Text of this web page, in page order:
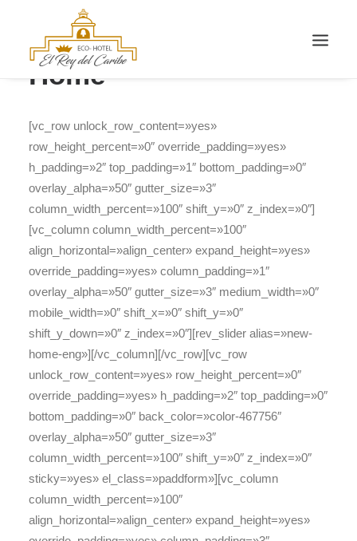
HABITACIONES
WELLNESS
FOTOS
RESERVAR
SUSTENTABILIDAD
CONTACTO
IDIOMAS
Home
[vc_row unlock_row_content=»yes» row_height_percent=»0″ override_padding=»yes» h_padding=»2″ top_padding=»1″ bottom_padding=»0″ overlay_alpha=»50″ gutter_size=»3″ column_width_percent=»100″ shift_y=»0″ z_index=»0″][vc_column column_width_percent=»100″ align_horizontal=»align_center» expand_height=»yes» override_padding=»yes» column_padding=»1″ overlay_alpha=»50″ gutter_size=»3″ medium_width=»0″ mobile_width=»0″ shift_x=»0″ shift_y=»0″ shift_y_down=»0″ z_index=»0″][rev_slider alias=»new-home-eng»][/vc_column][/vc_row][vc_row unlock_row_content=»yes» row_height_percent=»0″ override_padding=»yes» h_padding=»2″ top_padding=»0″ bottom_padding=»0″ back_color=»color-467756″ overlay_alpha=»50″ gutter_size=»3″ column_width_percent=»100″ shift_y=»0″ z_index=»0″ sticky=»yes» el_class=»paddform»][vc_column column_width_percent=»100″ align_horizontal=»align_center» expand_height=»yes» override_padding=»yes» column_padding=»3″ overlay_alpha=»50″ gutter_size=»1″ medium_width=»0″ mobile_width=»0″ shift_x=»0″ shift_y=»0″ shift_y_down=»0″ z_index=»0″][vc_raw_html]JTNDZm9ybSUyMG5hbWUlM0QlMjJmb3JtX3Jlc2VydmElMjIlMjBhY3Rpb24lM0QlMjJodHRwcyUzQSUyRiUyRnd3dy5zeWJlbGlvLmNvbSUyRnY1JTJGaW5kZXhzX3Y2LnBocCUzRmp1bXAlM0RzeWJlbGlvX3Y2JTIyJTIwbWV0aG9kJTNEJTIycG9zdCUyMiUyMHRhcmdldCUzRCUyMl9ibGFuayUyMiUzRSUwQSUyMCUyMCUyMCUyMCUwQSUyMCUyMCUyMCUyMCUyMCUyMCUzQ2lucHV0JTIwaWQlM0QlMjJpZGlvbWElMjIlMjBuYW1lJTNEJTIyaWRpb21hJTIyJTIwdmFsdWUlM0QlMjJlbmdsaXNoJTIyJTIwdHlwZSUzRCUyMmhpZGRlbiUyMiUzRSUwQSUyMCUyMCUyMCUyMCUyMCUyMCUzQ2lucHV0JTIwaWQlM0QlMjJ0aXBvX21vdG9yJTIyJTIwbmFtZSUzRCUyMnRpcG9fbW90b3IlMjIlMjB2YWx1ZSUzRCUyMjElMjIlMjB0eXBlJTNEJTIyaGlkZGVuJTIyJTNFJTIwJTBBJTIwJTIwJTIwJTIwJTIwJTIwJTNDaW5wdXQlMjBpZCUzRCUyMmlkX3Byb3BpZXRhcmlvJTIyJTIwbmFtZSUzRCUyMmlkX3Byb3BpZXRhcmlvJTIyJTIwdmFsdWUlM0QlMjI1NTkyJTIyJTIwdHlwZSUzRCUyMmhpZGRlbiUyMiUzRSUwQSUyMCUyMCUyMCUyMCUyMCUyMCUzQ2lucHV0JTIwaWQlM0QlMjJpZF9lbXByZXNhJTIyJTIwbmFtZSUzRCUyMmlkX2VtcHJlc2ElMjIlMjB2YWx1ZSUzRCUyMiUyMiUyMHR5cGUlM0QlMjJoaWRkZW4lMjIlM0UlMEElMjAlMjAlMjAlMjAlMjAlMjAlMEElMjAlMjAlM0NpbnB1dCUyMGlkJTNEJTIyb2N1bHRhcl9jYWJlY2VyYV9tb3RvciUyMiUyMG5hbWUlM0QlMjJvY3VsdGFyX2NhYmVjZXJhX21vdG9yJTIyJTIwdmFsdWUlM0QlMjIlMjIlMjB0eXBlJTNEJTIyaGlkZGVuJTIyJTNFJTIwJTBBJTIwJTIwJTIwJTIwJTIwJTIwJTNDaW5wdXQlMjBpZCUzRCUyMm1vc3RyYXJfYnVzY2Fkb3IlMjIlMjBuYW1lJTNEJTIybW9zdHJhcl9idXNjYWRvciUyMiUyMHZhbHVlJTNEJTIyJTIyJTIwdHlwZSUzRCUyMmhpZGRlbiUyMiUzRSUyMCUwQSUyMCUyMCUyMCUyMCUyMCUyMCUzQ2lucHV0JTIwaWQlM0QlMjJnb29nbGUlMjIlMjBuYW1lJTNEJTIyZ29vZ2xlJTIyJTIwdmFsdWUlM0QlMjIlMjIlMjB0eXBlJTNEJTIyaGlkZGVuJTIyJTNFJTIwJTBBJTIwJTIwJTIwJTIwJTIwJTIwJTNDaW5wdXQlMjBpZCUzRCUyMmdvb2dsZXN5YmVsaW8lMjIlMjBuYW1lJTNEJTIyZ29vZ2xlc3liZWxpbyUyMiUyMHZhbHVlJTNEJTIyJTIyJTIwdHlwZSUzRCUyMmhpZGRlbiUyMiUzRSUyMCUwQSUyMCUyMCUyMCUyMCUyMCUyMCUzQ2lucHV0JTIwaWQlM0QlMjJhZHdvcmRzJTIyJTIwbmFtZSUzRCUyMmFkd29yZHMlMjIlMjB2YWx1ZSUzRCUyMiUyMiUyMHR5cGUlM0QlMjJoaWRkZW4lMjIlM0UlMjAlMEElMjAlMjAlMjAlMjAlMjAlMjAlM0NpbnB1dCUyMGlkJTNEJTIydHJpcGFkdmlzb3IlMjIlMjBuYW1lJTNEJTIydHJpcGFkdmlzb3IlMjIlMjB2YWx1ZSUzRCUyMiUyMiUyMHR5cGUlM0QlMjJoaWRkZW4lMjIlM0UlMjAlMEElMjAlMjAlMjAlMjAlMjAlMjAlM0NpbnB1dCUyMGlkJTNEJTIyaGlkZGVuX2hhYiUyMiUyMG5hbWUlM0QlMjJoaWRkZW5faGFiJTIyJTIwdmFsdWUlM0QlMjIlMjIlMjB0eXBlJTNEJTIyaGlkZGVuJTIyJTNFJTIwJTBBJTIwJTIwJTIwJTIwJTIwJTIwJTBBJTIwJTIwJTIwJTIwJTIwJTIwJTBBJTIwJTIwJTIwJTIwJTIwJTIwJTNDaW5wdXQlMjBpZCUzRCUyMmNhdGVnb3JpYSUyMiUyMG5hbWUlM0QlMjJjYXRlZ29yaWElMjIlMjB2YWx1ZSUzRCUyMiUyMiUyMHR5cGUlM0QlMjJoaWRkZW4lMjIlM0UlMjAlMEElMjAlMjAlMjAlMjAlMjAlMjAlM0NpbnB1dCUyMGlkJTNEJTIyaWRfaG90ZWwlMjIlMjBuYW1lJTNEJTIyaWRfaG90ZWwlMjIlMjB2YWx1ZSUzRCUyMjU1OTIlMjIlMjB0eXBlJTNEJTIyaGlkZGVuJTIyJTNFJTIwJTBBJTIwJTIwJTIwJTIwJTIwJTIwJTNDaW5wdXQlMjBpZCUzRCUyMmZpbF9oYWJfb2ZlciUyMiUyMG5hbWUlM0QlMjJmaWxfaGFiX29mZXIlMjIlMjB2YWx1ZSUzRCUyMiUyMiUyMHR5cGUlM0QlMjJoaWRkZW4lMjIlM0UlMjAlMEElMjAlMjAlMjAlMjAlMjAlMjAlM0NpbnB1dCUyMGlkJTNEJTIyc2luX2xpbWl0X3BhZyUyMiUyMG5hbWUlM0QlMjJzaW5fbGltaXRfcGFnJTIyJTIwdmFsdWUlM0QlMjIlMjIlMjB0eXBlJTNEJTIyaGlkZGVuJTIyJTNFJTIwJTBBJTIwJTIwJTIwJTIwJTIwJTIwJTNDaW5wdXQlMjBpZCUzRCUyMmZpbHRyb190aXBfaGFiJTIyJTIwbmFtZSUzRCUyMmZpbHRyb190aXBfaGFiJTIyJTIwdmFsdWUlM0QlMjIlMjIlMjB0eXBlJTNEJTIyaGlkZGVuJTIyJTNFJTBBJTIwJTIwJTIwJTIwJTIwJTIwJTBBJTIwJTIwJTIwJTIwJTIwJTIwJTNDaW5wdXQlMjBpZCUzRCUyMmNvZF9lbXBsZWFkb19lbXAlMjIlMjBuYW1lJTNEJTIyY29kX2VtcGxlYWRvX2VtcCUyMiUyMHZhbHVlJTNEJTIyJTIyJTIwdHlwZSUzRCUyMmhpZGRlbiUyMiUzRSUyMCUwQSUyMCUyMCUyMCUyMCUyMCUyMCUzQ2lucHV0JTIwaWQlM0QlMjJub21fZW1wbGVhZG9fZW1wJTIyJTIwbmFtZSUzRCUyMm5vbV9lbXBsZWFkb19lbXAlMjIlMjB2YWx1ZSUzRCUyMiUyMiUyMHR5cGUlM0QlMjJoaWRkZW4lMjIlM0UlMjAlMEElMjAlMjAlMjAlMjAlMjAlMjAlM0NpbnB1dCUyMGlkJTNEJTIyYXBlX2VtcGxlYWRvX2VtcCUyMiUyMG5hbWUlM0QlMjJhcGVfZW1wbGVhZG9fZW1wJTIyJTIwdmFsdWUlM0QlMjIlMjIlMjB0eXBlJTNEJTIyaGlkZGVuJTIyJTNFJTIwJTBBJTIwJTIwJTIwJTIwJTIwJTIwJTNDaW5wdXQlMjBpZCUzRCUyMnRpcG9yZXNlcnZhX2VtcGxlYWRvX2VtcCUyMiUyMG5hbWUlM0QlMjJ0aXBvcmVzZXJ2YV9lbXBsZWFkb19lbXAlMjIlMjB2YWx1ZSUzRCUyMiUyMiUyMHR5cGUlM0QlMjJoaWRkZW4lMjIlM0UlMjAlMEElMEElMEElMjAlMjAlMjAlMjAlMjAlMjAlMEElMjAlMjAlMjAlMjAlMjAlMjAlMEElMjAlMjAlMjAlMjAlMjAlMjAlM0MlMjEtLSUyMGNhamElMjBmZWNoYSUyMGVudHJhZGElMjAtLSUzRSUwQSUyMCUyMCUzQ2RpdiUyMGNsYXNzJTNEJTIyZmxvdGFyJTIwc2VwYXJhLWl6cSUyMiUzRSUwQSUyMCUyMCUyMCUyMCUyMCUyMCUzQyUyMS0tJTNDc3BhbiUyMGNsYXNzJTNEJTIydGV4dC1nJTIyJTNFJTIwJTBBJTIwJTIwJTIwJTIwJTIwJTIwJTIwJTIwJTIwJTIwJTIwJTIwRmVjaGElMjBlbnRyYWRhJTIwJTBBJTIwJTIwJTIwJTIwJTIwJTIwJTNDJTJGc3BhbiUzRSUyMC0tJTNFJTBBJTIwJTIwJTIwJTIwJTIwJTIwJTIwJTIwJTIwJTIwJTIwJTIwJTNDaW5wdXQlMjBuYW1lJTNEJTIyZmVjaGFfaW5pJTIyJTIwJTIwaWQlM0QlMjJmZWNoYV9pbmklMjIlMjBzaXplJTNEJTIyMTElMjIlMjBtYXhsZW5ndGglM0QlMjIxMCUyMiUyMHR5cGUlM0QlMjJ0ZXh0JTIyJTIwcGxhY2Vob2xkZXIlM0QlMjJDSEVDSyUyMElOJTIyJTIwY2xhc3MlM0QlMjJjaGVja2luJTIyJTNFJTBBJTIwJTIwJTIwJTIwJTIwJTIwJTNDJTJGZGl2JTNFJTBBJTIwJTIwJTIwJTIwJTIwJTIwJTNDJTIxLS0lMjBmaW4lMjBjYWphJTIwZmVjaGElMjBlbnRyYWRhJTIwLS0lM0UlMEElMEElMjAlMjAlMjAlMjAlMjAlMjAlM0MlMjEtLSUyMGNhamElMjBmZWNoYSUyMHNhbGlkYSUyMC0tJTNFJTBBJTIwJTIwJTIwJTIwJTIwJTIwJTNDZGl2JTIwY2xhc3MlM0QlMjJmbG90YXIlMjBzZXBhcmEtaXpxJTIyJTNFJTIwJTBBJTIwJTIwJTIwJTIwJTIwJTIwJTIwJTIwJTIwJTIwJTIwJTIwJTNDJTIxLS0lM0NzcGFuJTIwY2xhc3MlM0QlMjJ0ZXh0LWclMjIlM0UlMjAlMEElMjAlMjAlMjAlMjAlMjAlMjAlMjAlMjAlMjAlMjAlMjAlMjAlMjAlMjAlMjAlMjAlMjAlMjBGZWNoYSUyMHNhbGlkYSUwQSUyMCUyMCUyMCUyMCUyMCUyMCUyMCUyMCUyMCUyMCUyMCUyMCUzQyUyRnNwYW4lM0UtLSUzRSUwQSUyMCUyMCUyMCUyMCUyMCUyMCUyMCUyMCUyMCUyMCUyMCUyMCUzQ2lucHV0JTIwbmFtZSUzRCUyMmZlY2hhX2ZpbiUyMiUyMGlkJTNEJTIyZmVjaGFfZmluJTIyJTIwc2l6ZSUzRCUyMjExJTIyJTIwbWF4bGVuZ3RoJTNEJTIyMTAlMjIlMjB0eXBlJTNEJTIydGV4dCUyMiUyMHBsYWNlaG9sZGVyJTNEJTIyQ0hFQ0slMjBPVVQlMjIlMjBjbGFzcyUzRCUyMmNoZWNrb3V0JTIyJTNFJTBBJTIwJTIwJTIwJTIwJTIwJTIwJTIwJTIwJTIwJTIwJTIwJTIwJTIwJTIwJTIwJTIwJTIwJTIwJTIwJTBBJTIwJTIwJTIwJTIwJTIwJTIwJTNDJTJGZGl2JTNFJTBBJTIwJTIwJTIwJTIwJTIwJTIwJTNDJTIxLS0lMjBmaW4lMjBjYWphJTIwZmVjaGElMjBzYWxpZGElMjAtLSUzRSUwQSUwQSUyMCUyMCUyMCUyMCUyMCUyMCUzQyUyMS0tJTIwdGV4dG8lMjBwcm9tbyUyMC0tJTNFJTBBJTIwJTIwJTIwJTIwJTIwJTIwJTNDJTIxLS0lMjAlM0NhJTIwY2xhc3MlM0QlMjJ0ZXh0byUyMGJsYW5jbyUyMiUyMGhyZWYlM0QlMjIlMjMlMjIlMjBvbmNsaWNrJTNEJTIyb2N1bHRhcl90ZXh0X3Byb21vJTI4JTI5JTNCJTIwcmV0dXJuJTIwZmFsc2UlMjIlMjAlM0UlMjAlMEElMjAlMjAlMjAlMjAlMjAlMjAlMjAlMjAlMjAlMjAlMjAlMjAlM0NkaXYlMjBpZCUzRCUyMmlkX3RleHRfcHJvbW8lMjIlMjBjbGFzcyUzRCUyMmZsb3RhciUyMHNlcGFyYS1penElMjIlMjBzdHlsZSUzRCUyMiUyMGZvbnQtc2l6ZSUzQTEycHglM0J3aWR0aCUzQTE1MHB4JTNCJTIwcGFkZGluZyUzQTZweCUzQmJvcmRlciUzQTFweCUyMGRhc2hlZCUyMCUyM2VmZWZlZiUzQm1hcmdpbi1ib3R0b20lM0ExMnB4JTIyJTIwJTNFJTIwJTBBJTIwJTIwJTIwJTIwJTIwJTIwJTIwJTIwJTIwJTIwJTIwJTIwJTIwJTIwJTIwJTIwJTIwJTIwJTNDJTIxLS10ZXh0b19wcm9tby0lM0UlMjAlRTIlOTYlQkElMEElMjAlMjAlMjAlMjAlMjAlMjAlMjAlMjAlMjAlMjAlMjAlMjAlM0MlMkZkaXYlM0UlMEElMjAlMjAlMjAlMjAlMjAlMjAlM0MlMkZhJTNFLS0lM0UlMEElMjAlMjAlMjAlMjAlMjAlMjAlM0MlMjEtLSUyMGZpbiUyMHRleHRvJTIwcHJvbW8lMjAtLSUzRSUwQSUwQSUyMCUyMCUyMCUyMCUyMCUyMCUzQyUyMS0tJTIwY2FqYSUyMGNvZGlnbyUyMHByb21vJTIwLS0lM0UlMEElMjAlMjAlMjAlMjAlMjAlMjAlM0NkaXYlMjBjbGFzcyUzRCUyMmZsb3RhciUyMHNlcGFyYS1penElMjIlMjBzdHlsZSUzRCUyMmRpc3BsYXklM0FibG9jayUyMiUzRSUyMCUyMCUwQSUyMCUyMCUyMCUyMCUyMCUyMCUyMCUyMCUyMCUyMCUyMCUyMCUzQyUyMS0tJTNDc3BhbiUyMGNsYXNzJTNEJTIydGV4dC1nJTIyJTNFJTBBJTIwJTIwJTIwJTIwJTIwJTIwJTIwJTIwJTIwJTIwJTIwJTIwJTIwJTIwJTIwJTIwJTIwJTIwUHJvbW8lMjBDb2RlJTIwJTI2bmJzcCUzQiUwQSUyMCUyMCUyMCUyMCUyMCUyMCUyMCUyMCUyMCUyMCUyMCUyMCUzQyUyRnNwYW4lM0UtLSUzRSUwQSUyMCUyMCUyMCUyMCUyMCUyMCUyMCUyMCUyMCUyMCUyMCUyMCUzQ2lucHV0JTIwbmFtZSUzRCUyMmNvZGlnb19wcm9tb2Npb24lMjIlMjBpZCUzRCUyMmNvZGlnb19wcm9tb2Npb24lMjIlMjB0eXBlJTNEJTIydGV4dCUyMiUyMHNpemUlM0QlMjIxMCUyMiUyMHZhbHVlJTNEJTIyJTIyJTIwcGxhY2Vob2xkZXIlM0QlMjJQUk9NTyUyMENPREUlMjIlMjBjbGFzcyUzRCUyMnByb21vY29kJTIyJTNFJTBBJTIwJTIwJTIwJTIwJTIwJTIwJTIwJTIwJTIwJTIwJTIwJTIwJTBBJTIwJTIwJTIwJTIwJTIwJTIwJTNDJTJGZGl2JTNFJTBBJTIwJTIwJTIwJTIwJTIwJTIwJTNDJTIxLS0lMjBmaW4lMjBjYWphJTIwcHJvbW8lMjAtLSUzRSUyMCUwQSUwQSUyMCUyMCUyMCUyMCUyMCUyMCUzQyUyMS0tJTIwYm90b24lMjByZXNlcnZhciUyMC0tJTNFJTBBJTIwJTIwJTIwJTIwJTIwJTIwJTNDZGl2JTIwY2xhc3MlM0QlMjJmbG90YXIlMjBzZXBhcmEtaXpxJTIwY29sMS1tb3ZpbCUyMiUzRSUyMCUyMCUwQSUyMCUyMCUyMCUyMCUyMCUyMCUyMCUyMCUyMCUyMCUyMCUyMCUzQ3NwYW4lMjBjbGFzcyUzRCUyMnRleHQtZyUyMiUzRSUwQSUyMCUyMCUyMCUyMCUyMCUyMCUyMCUyMCUyMCUyMCUyMCUyMCUyMCUyMCUyMCUyMCUyMCUyMCUyNm5ic3AlM0IlMEElMjAlMjAlMjAlMjAlMjAlMjAlMjAlMjAlMjAlMjAlMjAlMjAlM0MlMkZzcGFuJTNFJTBBJTIwJTIwJTIwJTIwJTIwJTIwJTIwJTIwJTIwJTIwJTIwJTIwJTNDaW5wdXQlMjBuYW1lJTNEJTIyc3MlMjIlMjBpZCUzRCUyMmJ1dHRvbiUyMiUyMHZhbHVlJTNEJTIyQk9PSyUyME5PVyUyMiUyMHR5cGUlM0QlMjJzdWJtaXQlMjIlMjBjbGFzcyUzRCUyMmJ0bnJlc2VydmElMjIlMjBzdHlsZSUzRCUyMndpZHRoJTNBMTM1cHglM0JtYXJnaW4tYm90dG9tJTNBMTZweCUyMiUzRSUwQSUwQSUyMCUyMCUyMCUyMCUyMCUyMCUzQyUyRmRpdiUzRSUwQSUyMCUyMCUyMCUyMCUyMCUyMCUzQyUyMS0tJTIwZmluJTIwYm90b24lMjByZXNlcnZhciUyMC0tJTNFJTBBJTBBJTIwJTIwJTIwJTIwJTIwJTIwJTBBJTIwJTIwJTIwJTIwJTIwJTIwJTNDZGl2JTIwY2xhc3MlM0QlMjJmaW4tZmxvYXQlMjIlM0UlMEElMjAlMjAlMjAlMjAlMjAlMjAlMjAlMjAlMjAlMjAlMjAlMjAlMEElMjAlMjAlMjAlMjAlMjAlMjAlM0MlMkZkaXYlM0UlMjAlMEElMEElMjAlMjAlMjAlMjAlMjAlMjAlMEElM0MlMkZmb3JtJTNF[/vc_raw_html][/vc_column][/vc_row][vc_row row_height_percent=»0″ override_padding=»yes» h_padding=»2″ top_padding=»0″ bottom_padding=»0″ back_image=»2392″ back_repeat=»no-repeat» back_position=»right center» overlay_alpha=»50″ gutter_size=»3″ column_width_p